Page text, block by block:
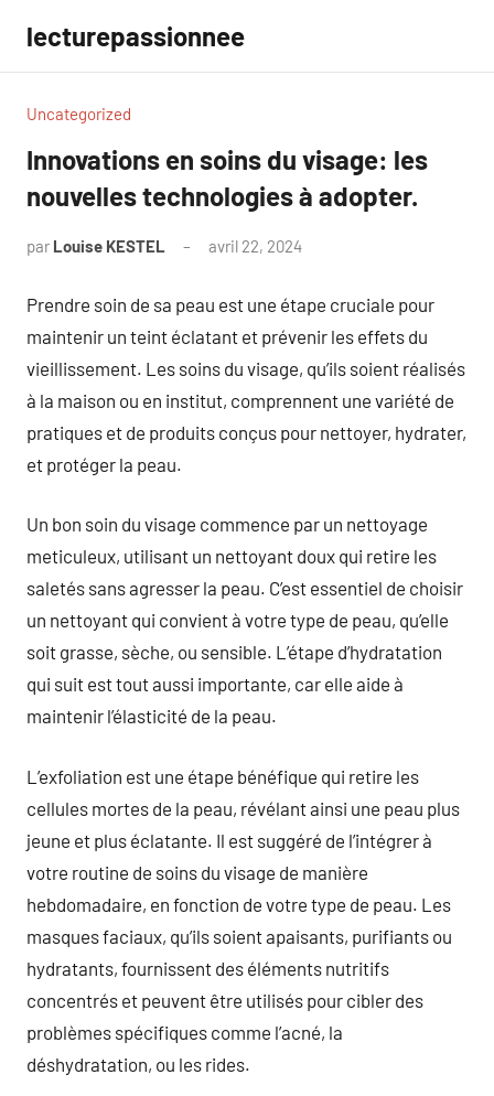
contenu
lecturepassionnee
Uncategorized
Innovations en soins du visage: les
nouvelles technologies à adopter.
par Louise KESTEL avril 22, 2024
Prendre soin de sa peau est une étape cruciale pour
maintenir un teint éclatant et prévenir les effets du
vieillissement. Les soins du visage, qu’ils soient réalisés
à la maison ou en institut, comprennent une variété de
pratiques et de produits conçus pour nettoyer, hydrater,
et protéger la peau.
Un bon soin du visage commence par un nettoyage
meticuleux, utilisant un nettoyant doux qui retire les
saletés sans agresser la peau. C’est essentiel de choisir
un nettoyant qui convient à votre type de peau, qu’elle
soit grasse, sèche, ou sensible. L’étape d’hydratation
qui suit est tout aussi importante, car elle aide à
maintenir l’élasticité de la peau.
L’exfoliation est une étape bénéfique qui retire les
cellules mortes de la peau, révélant ainsi une peau plus
jeune et plus éclatante. Il est suggéré de l’intégrer à
votre routine de soins du visage de manière
hebdomadaire, en fonction de votre type de peau. Les
masques faciaux, qu’ils soient apaisants, purifiants ou
hydratants, fournissent des éléments nutritifs
concentrés et peuvent être utilisés pour cibler des
problèmes spécifiques comme l’acné, la
déshydratation, ou les rides.